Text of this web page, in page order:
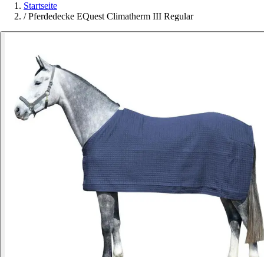
Startseite
/ Pferdedecke EQuest Climatherm III Regular